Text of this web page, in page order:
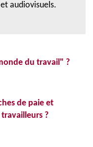
audiovisuels.
du travail" ?
de paie et
?